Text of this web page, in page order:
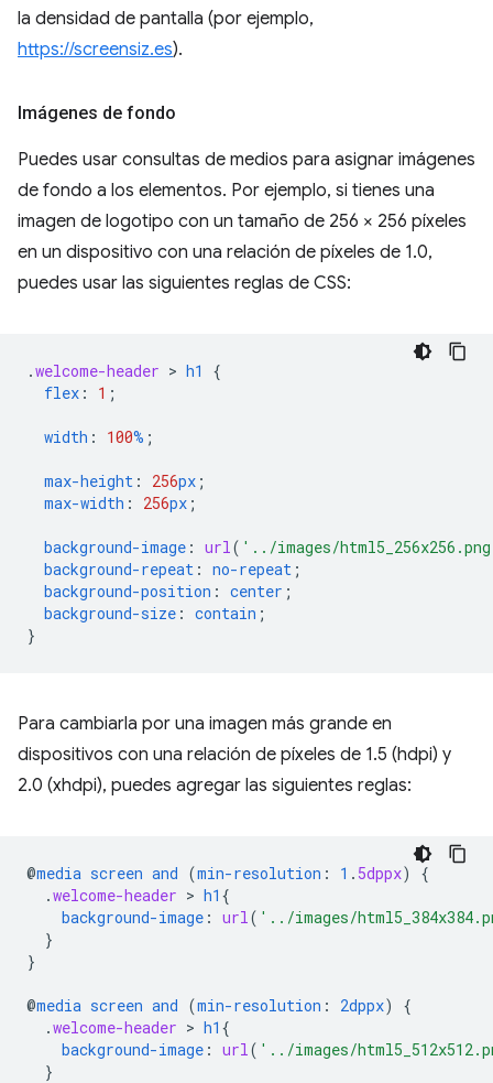
la densidad de pantalla (por ejemplo,
https://screensiz.es).
Imágenes de fondo
Puedes usar consultas de medios para asignar imágenes
de fondo a los elementos. Por ejemplo, si tienes una
imagen de logotipo con un tamaño de 256 × 256 píxeles
en un dispositivo con una relación de píxeles de 1.0,
puedes usar las siguientes reglas de CSS:
.welcome-header > h1
{
flex : 1 ;
width : 100% ;
max-height : 256px ;
max-width : 256px ;
background-image : url( '../images/
background-repeat : no-repeat ;
background-position : center ;
background-size : contain ;
}
Para cambiarla por una imagen más grande en
dispositivos con una relación de píxeles de 1.5 (hdpi) y
2.0 (xhdpi), puedes agregar las siguientes reglas:
@media screen and (min-resolution : 1 . 5dppx)
{
.welcome-header > h1 {
background-image : url( '../images/
}
}
@media screen and (min-resolution : 2dppx)
{
.welcome-header > h1 {
background-image : url( '../images/
}